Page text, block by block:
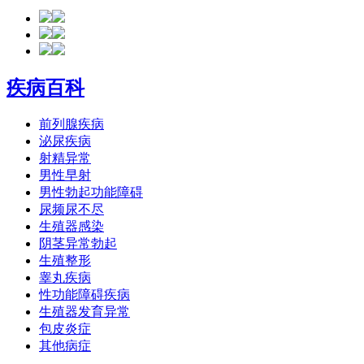
疾病百科
前列腺疾病
泌尿疾病
射精异常
男性早射
男性勃起功能障碍
尿频尿不尽
生殖器感染
阴茎异常勃起
生殖整形
睾丸疾病
性功能障碍疾病
生殖器发育异常
包皮炎症
其他病症